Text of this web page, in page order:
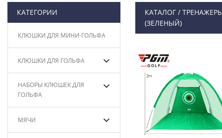
КАТЕГОРИИ
КЛЮШКИ ДЛЯ МИНИ-ГОЛЬФА
КЛЮШКИ ДЛЯ ГОЛЬФА
НАБОРЫ КЛЮШЕК ДЛЯ
ГОЛЬФА
МЯЧИ
КАТАЛОГ/
(ЗЕЛЕНЫЙ)